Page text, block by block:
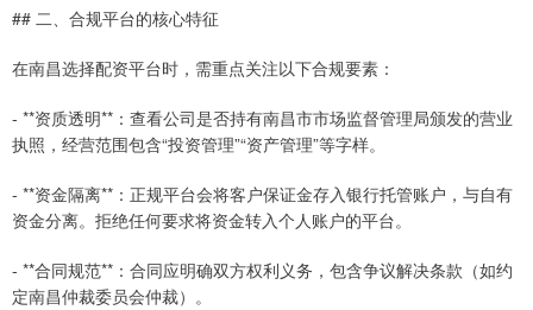
## 二、合规平台的核心特征
在南昌选择配资平台时，需重点关注以下合规要素：
- **资质透明**：查看公司是否持有南昌市市场监督管理局颁发的营业
执照，经营范围包含“投资管理”“资产管理”等字样。
- **资金隔离**：正规平台会将客户保证金存入银行托管账户，与自有
资金分离。拒绝任何要求将资金转入个人账户的平台。
- **合同规范**：合同应明确双方权利义务，包含争议解决条款（如约
定南昌仲裁委员会仲裁）。